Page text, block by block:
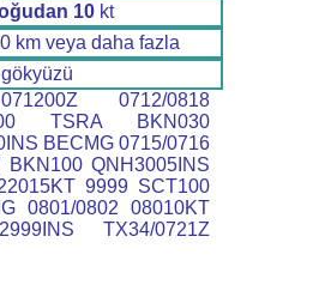
10kt
km veya daha fazla
gökyüzü
0712/0818
TSRA BKN030
BECMG 0715/0716
QNH3005INS
9999 SCT100
0801/0802 08010KT
TX34/0721Z